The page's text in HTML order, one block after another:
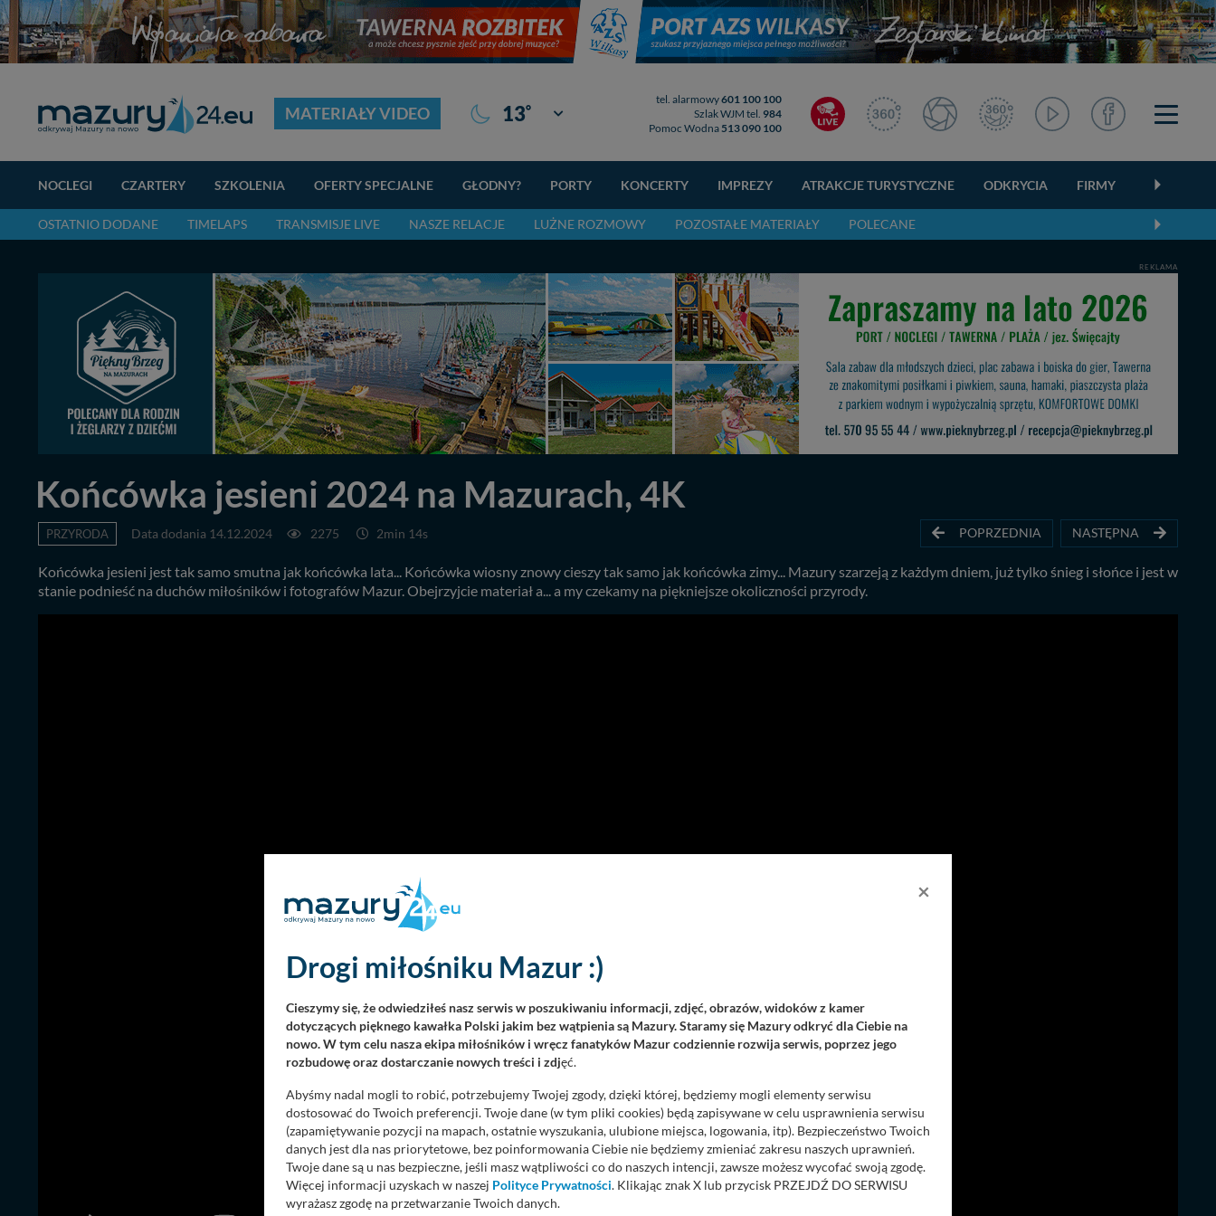
MATERIAŁY VIDEO 13° Giżycko
tel. alarmowy601 100 100
Szlak WJM tel. 984
Pomoc Wodna 513 090 100
NOCLEGI CZARTERY SZKOLENIA OFERTY SPECJALNE GŁODNY? PORTY KONCERTY IMPREZY ATRAKCJE TURYSTYCZNE ODKRYCIA FIRMY
OSTATNIO DODANE TIMELAPS TRANSMISJE LIVE NASZE RELACJE LUŻNE ROZMOWY POZOSTAŁE MATERIAŁY POLECANE
REKLAMA
Końcówka jesieni 2024 na Mazurach, 4K
PRZYRODA Data dodania 14.12.2024 2275 2min 14s POPRZEDNIA NASTĘPNA
Końcówka jesieni jest tak samo smutna jak końcówka lata... Końcówka wiosny znowy cieszy tak samo jak końcówka zimy... Mazury szarzeją z każdym dniem, już tylko śnieg i słońce i jest w
stanie podnieść na duchów miłośników i fotografów Mazur. Obejrzyjcie materiał a... a my czekamy na piękniejsze okoliczności przyrody.
×
Drogi miłośniku Mazur :)
Cieszymy się, że odwiedziłeś nasz serwis w poszukiwaniu informacji, zdjęć, obrazów, widoków z kamer
dotyczących pięknego kawałka Polski jakim bez wątpienia są Mazury. Staramy się Mazury odkryć dla Ciebie na
nowo. W tym celu nasza ekipa miłośników i wręcz fanatyków Mazur codziennie rozwija serwis, poprzez jego
rozbudowę oraz dostarczanie nowych treści i zdjęć.
Abyśmy nadal mogli to robić, potrzebujemy Twojej zgody, dzięki której, będziemy mogli elementy serwisu
dostosować do Twoich preferencji. Twoje dane (w tym pliki cookies) będą zapisywane w celu usprawnienia serwisu
(zapamiętywanie pozycji na mapach, ostatnie wyszukania, ulubione miejsca, logowania, itp). Bezpieczeństwo Twoich
danych jest dla nas priorytetowe, bez poinformowania Ciebie nie będziemy zmieniać zakresu naszych uprawnień.
Twoje dane są u nas bezpieczne, jeśli masz wątpliwości co do naszych intencji, zawsze możesz wycofać swoją zgodę.
Więcej informacji uzyskach w naszej Polityce Prywatności. Klikając znak X lub przycisk PRZEJDŹ DO SERWISU
wyrażasz zgodę na przetwarzanie Twoich danych.